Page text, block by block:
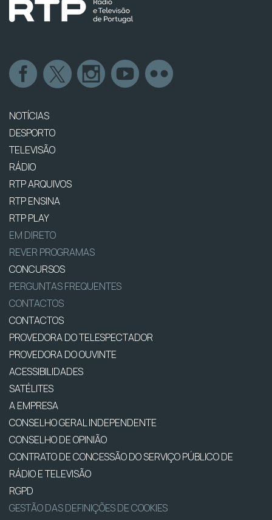
NOTÍCIAS
DESPORTO
TELEVISÃO
RÁDIO
RTP ARQUIVOS
RTP ENSINA
RTP PLAY
EM DIRETO
REVER PROGRAMAS
CONCURSOS
PERGUNTAS FREQUENTES
CONTACTOS
CONTACTOS
PROVEDORA DO TELESPECTADOR
PROVEDORA DO OUVINTE
ACESSIBILIDADES
SATÉLITES
A EMPRESA
CONSELHO GERAL INDEPENDENTE
CONSELHO DE OPINIÃO
CONTRATO DE CONCESSÃO DO SERVIÇO PÚBLICO DE
RÁDIO E TELEVISÃO
RGPD
GESTÃO DAS DEFINIÇÕES DE COOKIES